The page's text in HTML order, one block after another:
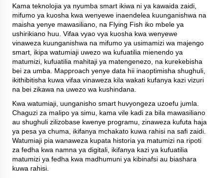
Kama teknolojia ya nyumba smart ikiwa ni ya kawaida zaidi,
mifumo ya kuosha kwa wenyewe inaendelea kuunganishwa na
maisha yenye mawasiliano, na Flying Fish iko mbele ya
ushirikiano huu. Vifaa vyao vya kuosha kwa wenyewe
vinaweza kuunganishwa na mifumo ya usimamizi wa majengo
smart, ikipa watumiaji uwezo wa kufuatilia mienendo ya
matumizi, kufuatilia mahitaji ya matengenezo, na kurekebisha
bei za umba. Mapproach yenye data hii inaoptimisha shughuli,
ikithibitisha kuwa vifaa vinaweza kila wakati kufanya kazi vizuri
na bei zikawa na uwezo wa kushindana.
Kwa watumiaji, uunganisho smart huvyongeza uzoefu jumla.
Chaguzi za malipo ya simu, kama vile kadi za bila mawasiliano
au shughuli zilizobase kwenye programu, zinaweza kufuta haja
ya pesa ya chuma, ikifanya mchakato kuwa rahisi na safi zaidi.
Watumiaji pia wanaweza kupata historia ya matumizi na ripoti
za fedha kwa namna ya digitali, ikifanya kazi ya kufuatilia
matumizi ya fedha kwa madhumuni ya kibinafsi au biashara
kuwa rahisi.